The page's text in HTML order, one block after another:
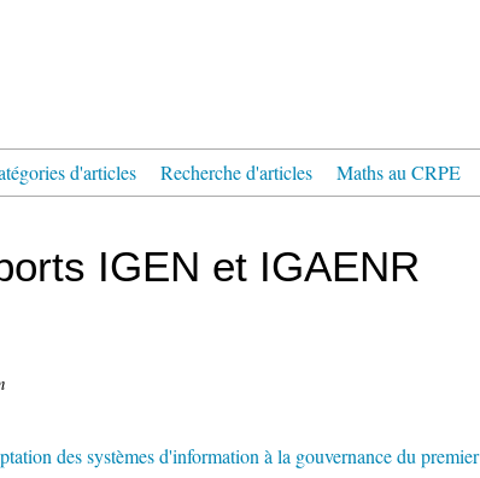
d'articles Recherche d'articles Maths au CRPE
IGEN et IGAENR
des systèmes d'information à la gouvernance du premier